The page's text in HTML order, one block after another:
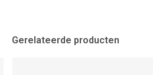
Gerelateerde producten